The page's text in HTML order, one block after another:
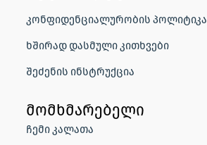
კონფიდენციალურობის პოლიტიკა
ხშირად დასმული კითხვები
შეძენის ინსტრუქცია
მომხმარებელი
ჩემი კალათა